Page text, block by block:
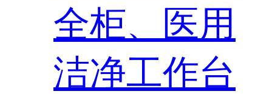
全柜、医用
洁净工作台